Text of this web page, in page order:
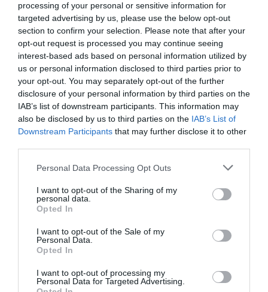
processing of your personal or sensitive information for
targeted advertising by us, please use the below opt-out
section to confirm your selection. Please note that after your
opt-out request is processed you may continue seeing
interest-based ads based on personal information utilized by
us or personal information disclosed to third parties prior to
your opt-out. You may separately opt-out of the further
disclosure of your personal information by third parties on the
IAB’s list of downstream participants. This information may
also be disclosed by us to third parties on the IAB’s List of
Downstream Participants that may further disclose it to other
Please note that this website/app uses one or more Google
not limited to your visit or usage behaviour. You may click to
grant or deny consent to Google and its third-party tags to
use your data for below specified purposes in below Google
consent section.
Personal Data Processing Opt Outs
I want to opt-out of the Sharing of my
personal data.
Opted In
I want to opt-out of the Sale of my
Personal Data.
Opted In
I want to opt-out of processing my
Personal Data for Targeted Advertising.
testmagasság életkor válogatás kiválasztás
motiváció